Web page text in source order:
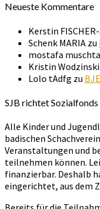
Neueste Kommentare
Kerstin
Schenk MARIA zu
mostafa
Kristin Wodzinski
Lolo tAdfg zu
SJB richtet Sozialfonds
Alle Kinder und
badischen
Veranstaltungen und
teilnehmen können.
finanzierbar. Deshalb
eingerichtet, aus dem